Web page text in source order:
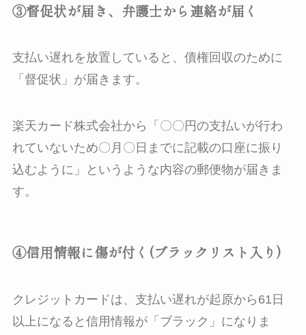
③督促状が届き、弁護士から連絡が届く
支払い遅れを放置していると、債権回収のために
「督促状」が届きます。
楽天カード株式会社から「〇〇円の支払いが行わ
れていないため〇月〇日までに記載の口座に振り
込むように」というような内容の郵便物が届きま
す。
④信用情報に傷が付く(ブラックリスト入り)
クレジットカードは、支払い遅れが起原から61日
以上になると信用情報が「ブラック」になりま